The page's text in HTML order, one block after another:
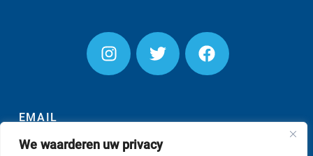
We waarderen uw privacy
EMAIL